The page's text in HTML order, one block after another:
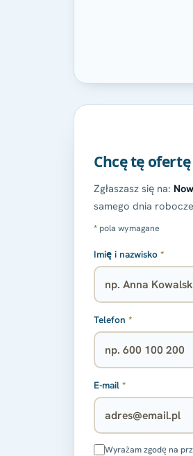
Chcę tę
Zgłaszasz się na:
samego dnia
* pola wymagane
Imię i nazwisko *
Telefon *
E-mail *
Wyrażam zgodę na